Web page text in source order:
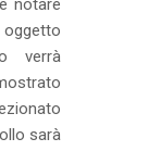
notare
verrà
sarà